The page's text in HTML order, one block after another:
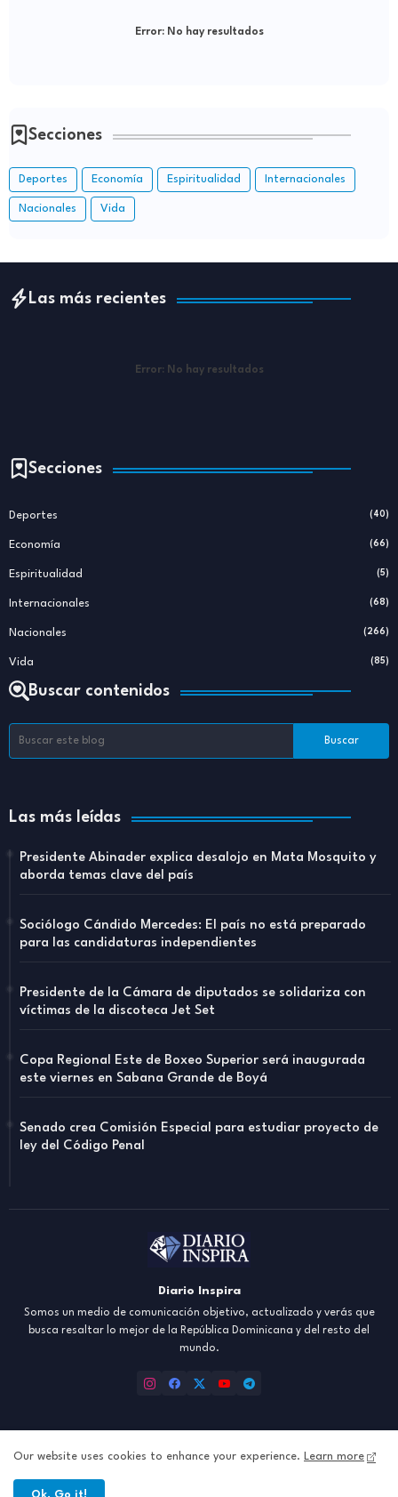
Error:No hay resultados
Secciones
Deportes Economía Espiritualidad Internacionales
Nacionales Vida
Las más recientes
Error: No hay resultados
Secciones
Deportes (40)
Economía (66)
Espiritualidad (5)
Internacionales (68)
Nacionales (266)
Vida (85)
Buscar contenidos
Las más leídas
Presidente Abinader explica desalojo en Mata Mosquito y
aborda temas clave del país
Sociólogo Cándido Mercedes: El país no está preparado
para las candidaturas independientes
Presidente de la Cámara de diputados se solidariza con
víctimas de la discoteca Jet Set
Copa Regional Este de Boxeo Superior será inaugurada
este viernes en Sabana Grande de Boyá
Senado crea Comisión Especial para estudiar proyecto de
ley del Código Penal
Diario Inspira
Somos un medio de comunicación objetivo, actualizado y verás que
busca resaltar lo mejor de la República Dominicana y del resto del
mundo.
Inicio About Contact us Política de Privacidad
Our website uses cookies to enhance your experience. Learn more